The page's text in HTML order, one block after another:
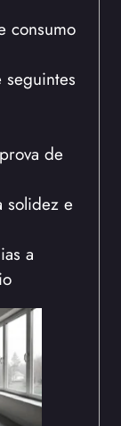
consumo
de
solidez e
a